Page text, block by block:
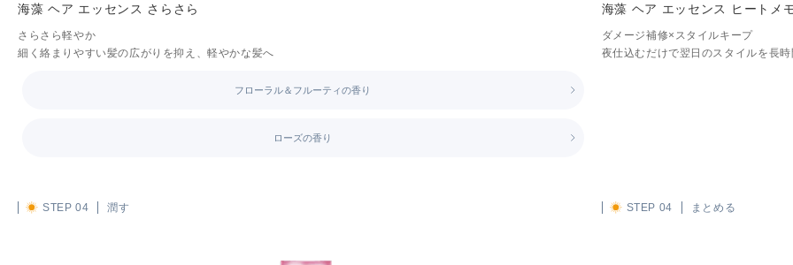
海藻 ヘア エッセンス さらさら
さらさら軽やか
細く絡まりやすい髪の広がりを抑え、軽やかな髪へ
フローラル＆フルーティの香り
ローズの香り
海藻 ヘア エッセンス ヒートメ
ダメージ補修×スタイルキープ
夜仕込むだけで翌日のスタイルを長
STEP 04 潤す STEP 04 まとめる